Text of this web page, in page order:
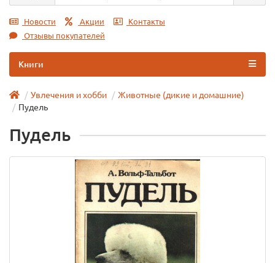
Новости Акции
Контакты
Отзывы покупателей
Книги
Увлечения и хобби
Животные (дикие и домашние)
Пудель
Пудель